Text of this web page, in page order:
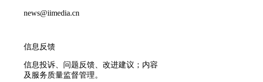
news@iimedia.cn
信息反馈
信息投诉、问题反馈、改进建议；内容
及服务质量监督管理。